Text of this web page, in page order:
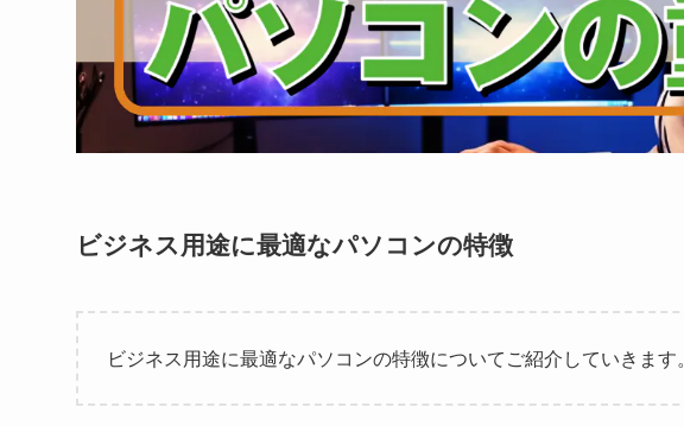
ビジネス用途に最適なパソコンの特徴
ビジネス用途に最適なパソコンの特徴についてご紹介していきます。